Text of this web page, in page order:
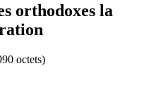
orthodoxes la